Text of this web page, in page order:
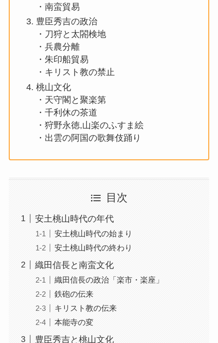
・南蛮貿易
豊臣秀吉の政治
・刀狩と太閤検地
・兵農分離
・朱印船貿易
・キリスト教の禁止
桃山文化
・天守閣と聚楽第
・千利休の茶道
・狩野永徳,山楽のふすま絵
・出雲の阿国の歌舞伎踊り
目次
安土桃山時代の年代
安土桃山時代の始まり
安土桃山時代の終わり
織田信長と南蛮文化
織田信長の政治「楽市・楽座」
鉄砲の伝来
キリスト教の伝来
本能寺の変
豊臣秀吉と桃山文化